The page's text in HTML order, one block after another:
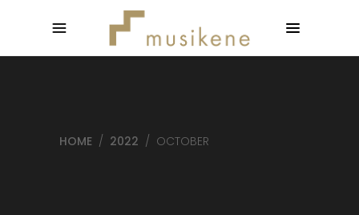
HOME / 2022 / OCTOBER